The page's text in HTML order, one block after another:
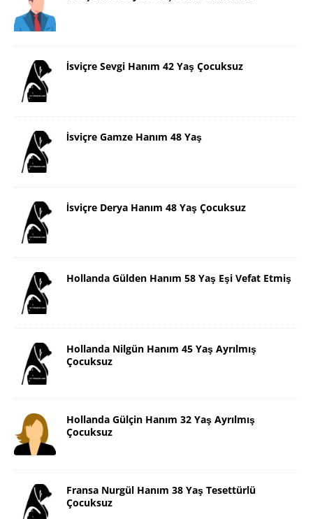
İsviçre Sevgi Hanım 42 Yaş Çocuksuz
İsviçre Gamze Hanım 48 Yaş
İsviçre Derya Hanım 48 Yaş Çocuksuz
Hollanda Gülden Hanım 58 Yaş Eşi Vefat Etmiş
Hollanda Nilgün Hanım 45 Yaş Ayrılmış
Çocuksuz
Hollanda Gülçin Hanım 32 Yaş Ayrılmış
Çocuksuz
Fransa Nurgül Hanım 38 Yaş Tesettürlü
Çocuksuz